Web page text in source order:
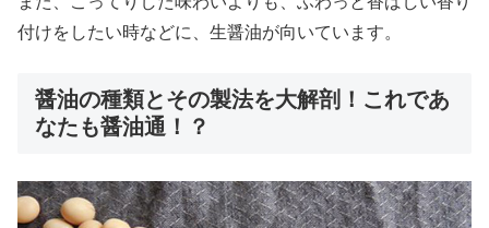
付けをしたい時などに、生醤油が向いています。
醤油の種類とその製法を大解剖！これであ
なたも醤油通！？